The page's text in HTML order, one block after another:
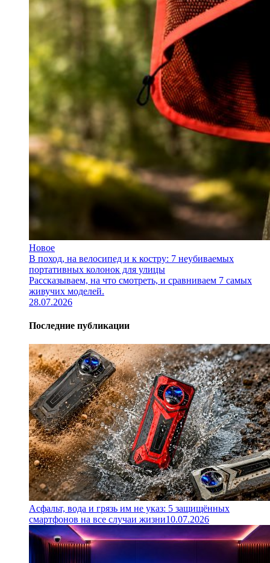
Новое
В поход, на велосипед и к костру: 7 неубиваемых
портативных колонок для улицы
Рассказываем, на что смотреть, и сравниваем 7 самых
живучих моделей.
28.07.2026
Последние публикации
Асфальт, вода и грязь им не указ: 5 защищённых
смартфонов на все случаи жизни10.07.2026